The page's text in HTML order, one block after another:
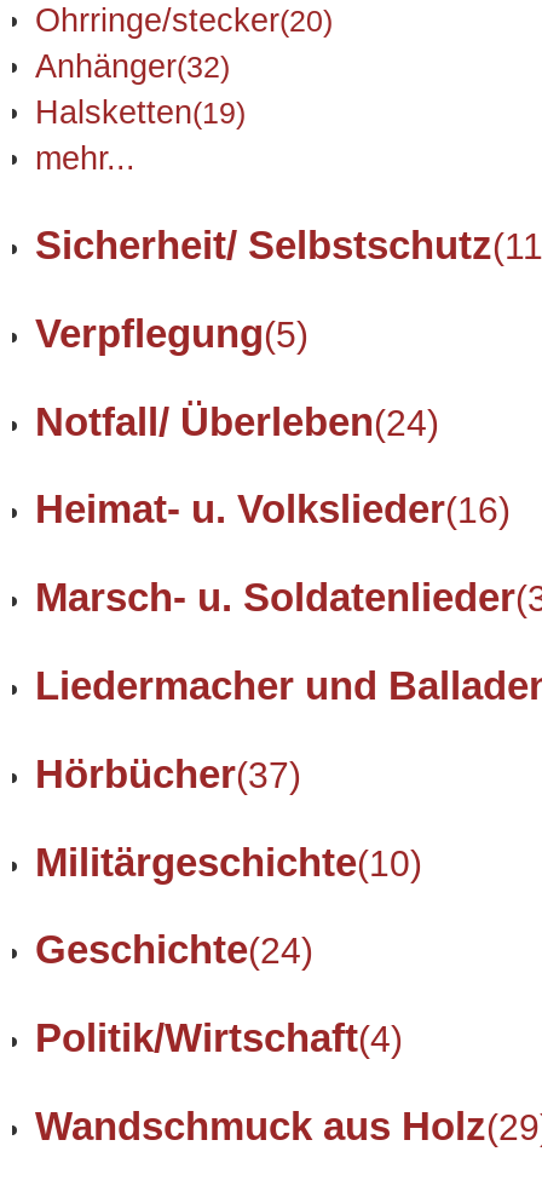
Ohrringe/stecker(20)
Anhänger(32)
Halsketten(19)
mehr...
Sicherheit/ Selbstschutz
Verpflegung(5)
Notfall/ Überleben(24)
Heimat- u. Volkslieder(16)
Marsch- u. Soldatenlieder
Liedermacher und
Hörbücher(37)
Militärgeschichte(10)
Geschichte(24)
Politik/Wirtschaft(4)
Wandschmuck aus Holz